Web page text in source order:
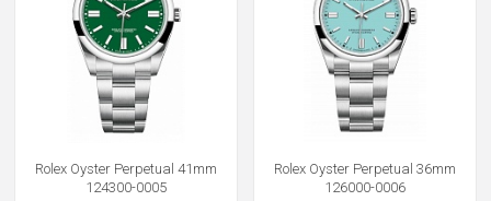
Rolex Oyster Perpetual 41mm
124300-0005
Rolex Oyster Perpetual 36mm
126000-0006